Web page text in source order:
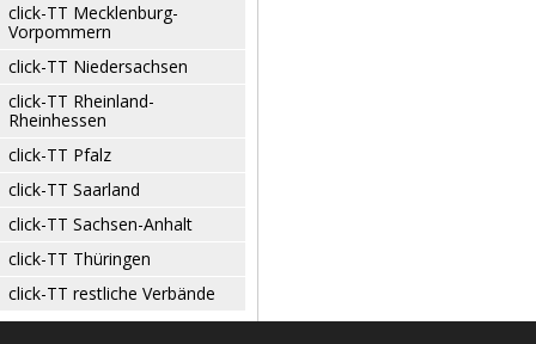
click-TT Mecklenburg-
Vorpommern
click-TT Niedersachsen
click-TT Rheinland-
Rheinhessen
click-TT Pfalz
click-TT Saarland
click-TT Sachsen-Anhalt
click-TT Thüringen
click-TT restliche Verbände